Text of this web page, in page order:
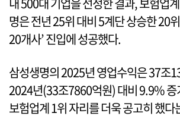
명은 전년 25위 대비 5계단 상승한 20
20개사’ 진입에 성공했다.
삼성생명의 2025년 영업수익은 37조
2024년(33조7860억원) 대비 9.9% 증
보험업계 1위 자리를 더욱 공고히 했다